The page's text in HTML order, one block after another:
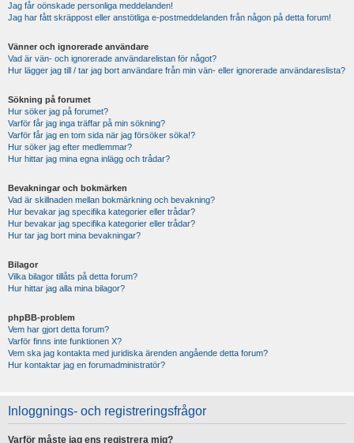
Jag får oönskade personliga meddelanden!
Jag har fått skräppost eller anstötliga e-postmeddelanden från någon på detta forum!
Vänner och ignorerade användare
Vad är vän- och ignorerade användarelistan för något?
Hur lägger jag till / tar jag bort användare från min vän- eller ignorerade användareslista?
Sökning på forumet
Hur söker jag på forumet?
Varför får jag inga träffar på min sökning?
Varför får jag en tom sida när jag försöker söka!?
Hur söker jag efter medlemmar?
Hur hittar jag mina egna inlägg och trådar?
Bevakningar och bokmärken
Vad är skillnaden mellan bokmärkning och bevakning?
Hur bevakar jag specifika kategorier eller trådar?
Hur bevakar jag specifika kategorier eller trådar?
Hur tar jag bort mina bevakningar?
Bilagor
Vilka bilagor tillåts på detta forum?
Hur hittar jag alla mina bilagor?
phpBB-problem
Vem har gjort detta forum?
Varför finns inte funktionen X?
Vem ska jag kontakta med juridiska ärenden angående detta forum?
Hur kontaktar jag en forumadministratör?
Inloggnings- och registreringsfrågor
Varför måste jag ens registrera mig?